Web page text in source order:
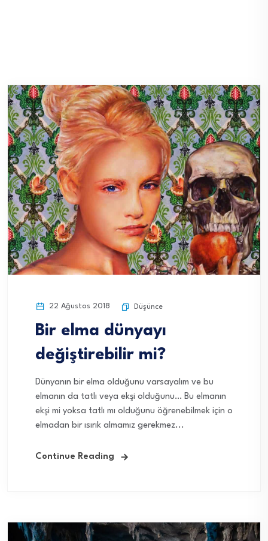
22 Ağustos 2018 Düşünce
Bir elma dünyayı
değiştirebilir mi?
Dünyanın bir elma olduğunu varsayalım ve bu
elmanın da tatlı veya ekşi olduğunu… Bu elmanın
ekşi mi yoksa tatlı mı olduğunu öğrenebilmek için o
elmadan bir ısırık almamız gerekmez...
Continue Reading